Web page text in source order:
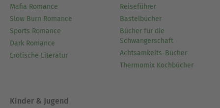
Mafia Romance
Slow Burn Romance
Sports Romance
Dark Romance
Erotische Literatur
Reiseführer
Bastelbücher
Bücher für die
Schwangerschaft
Achtsamkeits-Bücher
Thermomix Kochbücher
Kinder & Jugend